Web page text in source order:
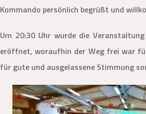
Kommando persönlich begrüßt und
Um 20:30 Uhr wurde die
eröffnet, woraufhin der Weg frei war
für gute und ausgelassene Stimmung